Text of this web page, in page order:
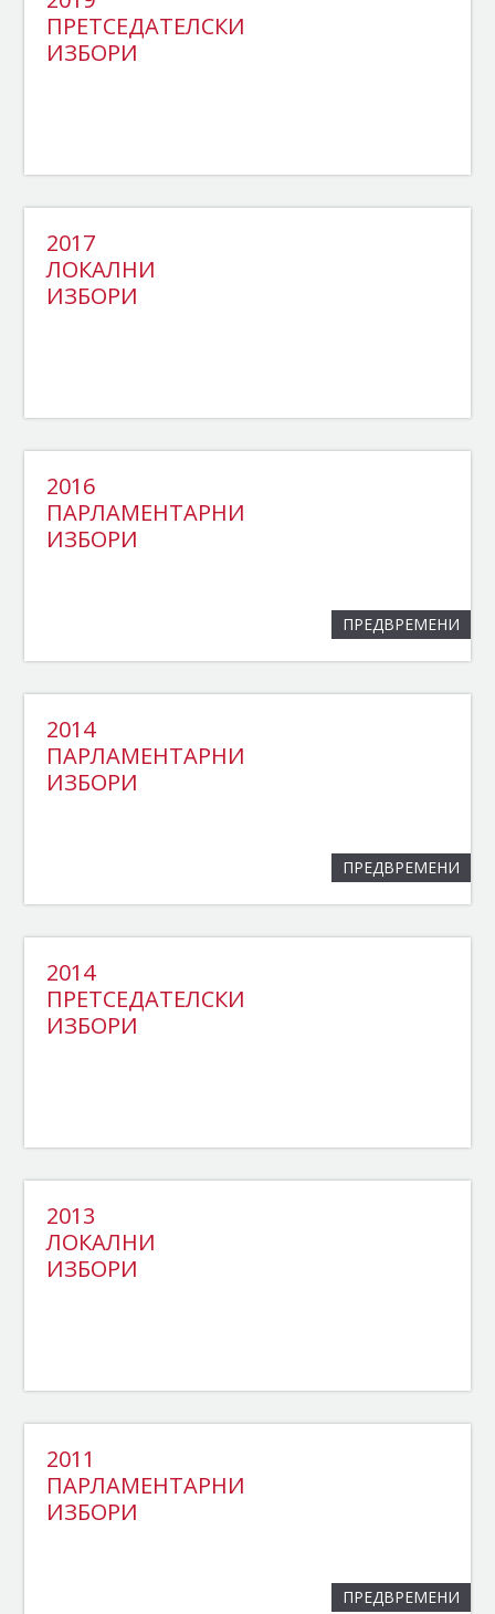
ПРЕТСЕДАТЕЛСКИ
ИЗБОРИ
2017
ЛОКАЛНИ
ИЗБОРИ
2016
ПАРЛАМЕНТАРНИ
ИЗБОРИ
ПРЕДВРЕМЕНИ
2014
ПАРЛАМЕНТАРНИ
ИЗБОРИ
ПРЕДВРЕМЕНИ
2014
ПРЕТСЕДАТЕЛСКИ
ИЗБОРИ
2013
ЛОКАЛНИ
ИЗБОРИ
2011
ПАРЛАМЕНТАРНИ
ИЗБОРИ
ПРЕДВРЕМЕНИ